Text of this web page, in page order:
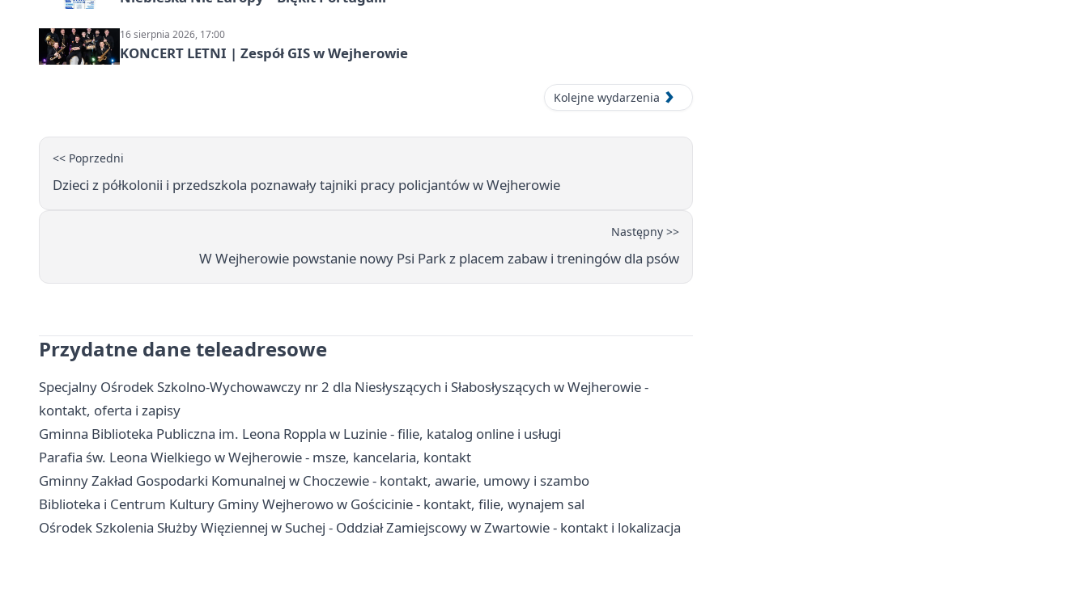
16 sierpnia 2026, 17:00
KONCERT LETNI | Zespół GIS w Wejherowie
Kolejne wydarzenia
<< Poprzedni
Dzieci z półkolonii i przedszkola poznawały tajniki pracy policjantów w Wejherowie
Następny >>
W Wejherowie powstanie nowy Psi Park z placem zabaw i treningów dla psów
Przydatne dane teleadresowe
Specjalny Ośrodek Szkolno-Wychowawczy nr 2 dla Niesłyszących i Słabosłyszących w Wejherowie -
kontakt, oferta i zapisy
Gminna Biblioteka Publiczna im. Leona Roppla w Luzinie - filie, katalog online i usługi
Parafia św. Leona Wielkiego w Wejherowie - msze, kancelaria, kontakt
Gminny Zakład Gospodarki Komunalnej w Choczewie - kontakt, awarie, umowy i szambo
Biblioteka i Centrum Kultury Gminy Wejherowo w Gościcinie - kontakt, filie, wynajem sal
Ośrodek Szkolenia Służby Więziennej w Suchej - Oddział Zamiejscowy w Zwartowie - kontakt i lokalizacja